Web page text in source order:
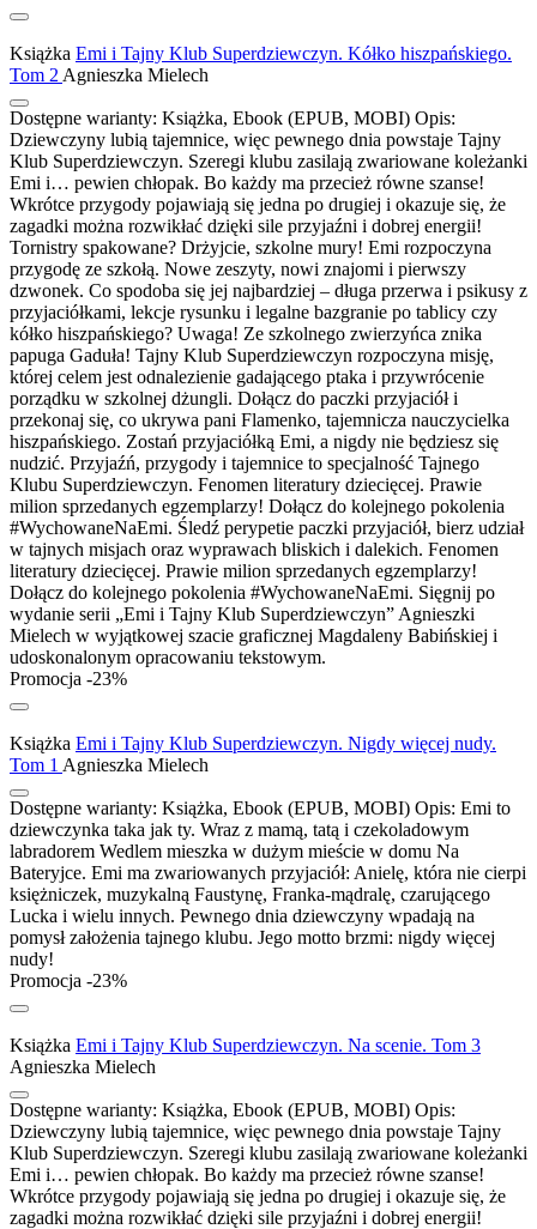
Książka Emi i Tajny Klub Superdziewczyn. Kółko hiszpańskiego.
Tom 2 Agnieszka Mielech
Dostępne warianty: Książka, Ebook (EPUB, MOBI) Opis:
Dziewczyny lubią tajemnice, więc pewnego dnia powstaje Tajny
Klub Superdziewczyn. Szeregi klubu zasilają zwariowane koleżanki
Emi i… pewien chłopak. Bo każdy ma przecież równe szanse!
Wkrótce przygody pojawiają się jedna po drugiej i okazuje się, że
zagadki można rozwikłać dzięki sile przyjaźni i dobrej energii!
Tornistry spakowane? Drżyjcie, szkolne mury! Emi rozpoczyna
przygodę ze szkołą. Nowe zeszyty, nowi znajomi i pierwszy
dzwonek. Co spodoba się jej najbardziej – długa przerwa i psikusy z
przyjaciółkami, lekcje rysunku i legalne bazgranie po tablicy czy
kółko hiszpańskiego? Uwaga! Ze szkolnego zwierzyńca znika
papuga Gaduła! Tajny Klub Superdziewczyn rozpoczyna misję,
której celem jest odnalezienie gadającego ptaka i przywrócenie
porządku w szkolnej dżungli. Dołącz do paczki przyjaciół i
przekonaj się, co ukrywa pani Flamenko, tajemnicza nauczycielka
hiszpańskiego. Zostań przyjaciółką Emi, a nigdy nie będziesz się
nudzić. Przyjaźń, przygody i tajemnice to specjalność Tajnego
Klubu Superdziewczyn. Fenomen literatury dziecięcej. Prawie
milion sprzedanych egzemplarzy! Dołącz do kolejnego pokolenia
#WychowaneNaEmi. Śledź perypetie paczki przyjaciół, bierz udział
w tajnych misjach oraz wyprawach bliskich i dalekich. Fenomen
literatury dziecięcej. Prawie milion sprzedanych egzemplarzy!
Dołącz do kolejnego pokolenia #WychowaneNaEmi. Sięgnij po
wydanie serii „Emi i Tajny Klub Superdziewczyn” Agnieszki
Mielech w wyjątkowej szacie graficznej Magdaleny Babińskiej i
udoskonalonym opracowaniu tekstowym.
Promocja -23%
Książka Emi i Tajny Klub Superdziewczyn. Nigdy więcej nudy.
Tom 1 Agnieszka Mielech
Dostępne warianty: Książka, Ebook (EPUB, MOBI) Opis: Emi to
dziewczynka taka jak ty. Wraz z mamą, tatą i czekoladowym
labradorem Wedlem mieszka w dużym mieście w domu Na
Bateryjce. Emi ma zwariowanych przyjaciół: Anielę, która nie cierpi
księżniczek, muzykalną Faustynę, Franka-mądralę, czarującego
Lucka i wielu innych. Pewnego dnia dziewczyny wpadają na
pomysł założenia tajnego klubu. Jego motto brzmi: nigdy więcej
nudy!
Promocja -23%
Książka Emi i Tajny Klub Superdziewczyn. Na scenie. Tom 3
Agnieszka Mielech
Dostępne warianty: Książka, Ebook (EPUB, MOBI) Opis:
Dziewczyny lubią tajemnice, więc pewnego dnia powstaje Tajny
Klub Superdziewczyn. Szeregi klubu zasilają zwariowane koleżanki
Emi i… pewien chłopak. Bo każdy ma przecież równe szanse!
Wkrótce przygody pojawiają się jedna po drugiej i okazuje się, że
zagadki można rozwikłać dzięki sile przyjaźni i dobrej energii!